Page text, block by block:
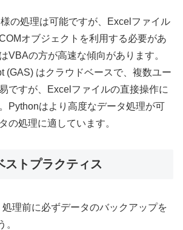
の処理は可能ですが、Excelファイル
オブジェクトを利用する必要があ
VBAの方が高速な傾向があります。
(GAS) はクラウドベースで、複数ユー
ですが、Excelファイルの直接操作に
Pythonはより高度なデータ処理が可
の処理に適しています。
ストプラクティス
処理前に必ずデータのバックアップを
。